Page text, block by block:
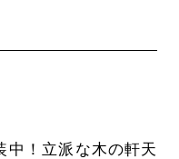
中！立派な木の軒天